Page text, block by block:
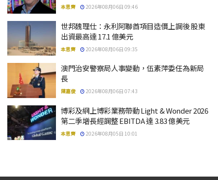
本思齊 2026年08月06日 09:46
世邦魏理仕：永利阿聯酋項目造價上調後 股東
出資最高達 17.1 億美元
本思齊 2026年08月06日 09:35
澳門治安警察局人事變動，伍素萍委任為新局
長
陳嘉俊 2026年08月06日 07:43
博彩及網上博彩業務帶動 Light & Wonder 2026
第二季增長經調整 EBITDA 達 3.83 億美元
本思齊 2026年08月05日 10:01